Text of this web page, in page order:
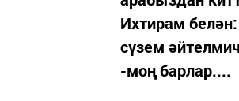
Ихтирам
сүзем
-моң барлар....